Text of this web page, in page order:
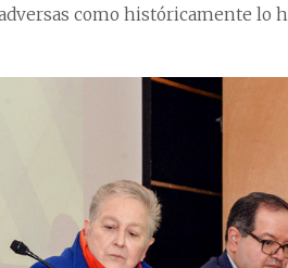
como históricamente lo